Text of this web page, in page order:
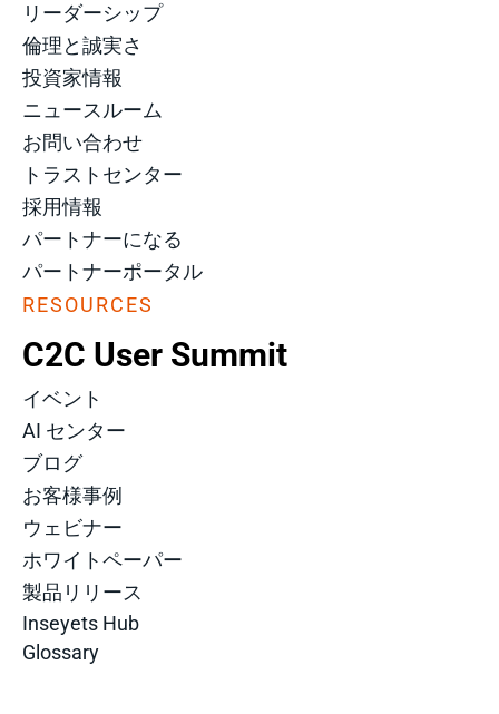
リーダーシップ
倫理と誠実さ
投資家情報
ニュースルーム
お問い合わせ
トラストセンター
採用情報
パートナーになる
パートナーポータル
RESOURCES
C2C User Summit
イベント
AI センター
ブログ
お客様事例
ウェビナー
ホワイトペーパー
製品リリース
Inseyets Hub
Glossary